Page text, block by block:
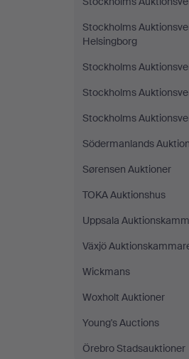
Stockholms
Helsingborg
Stockholms
Stockholms
Stockholms
Södermanlands
Sørensen Auktioner
TOKA Auktionshus
Uppsala
Växjö
Wickmans
Woxholt Auktioner
Young's Auctions
Örebro Stadsauktioner